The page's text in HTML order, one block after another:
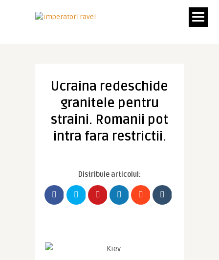
Ucraina redeschide
granitele pentru
straini. Romanii pot
intra fara restrictii.
Distribuie articolul: